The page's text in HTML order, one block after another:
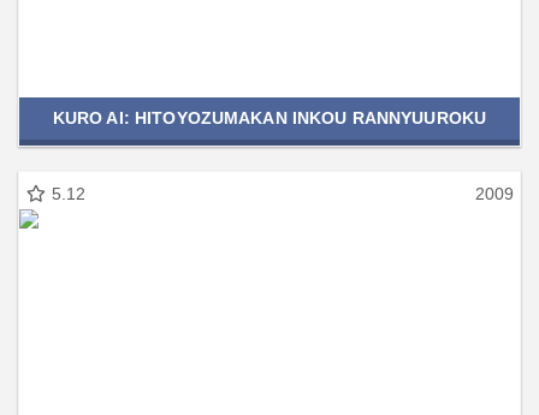
KURO AI: HITOYOZUMAKAN INKOU RANNYUUROKU
5.12 2009